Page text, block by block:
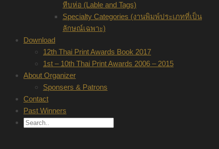
หีบห่อ (Lable and Tags)
Specialty Categories (งานพิมพ์ประเภทที่เป็น
ลักษณ์เฉพาะ)
Download
12th Thai Print Awards Book 2017
1st – 10th Thai Print Awards 2006 – 2015
About Organizer
Sponsers & Patrons
Contact
Past Winners